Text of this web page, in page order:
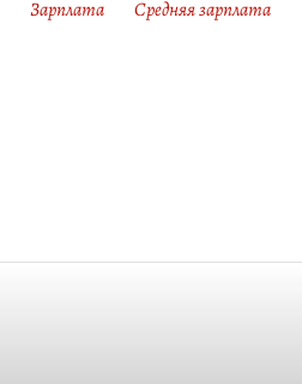
Зарплата
Средняя зарплата